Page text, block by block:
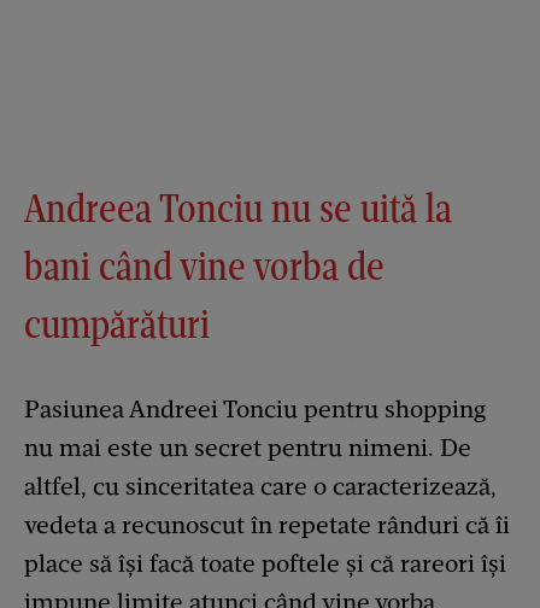
Andreea Tonciu nu se uită la
bani când vine vorba de
cumpărături
Pasiunea Andreei Tonciu pentru shopping
nu mai este un secret pentru nimeni. De
altfel, cu sinceritatea care o caracterizează,
vedeta a recunoscut în repetate rânduri că îi
place să își facă toate poftele și că rareori își
impune limite atunci când vine vorba